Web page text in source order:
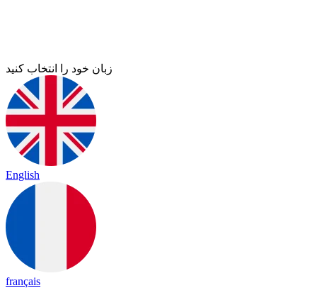
زبان خود را انتخاب کنید
English
français